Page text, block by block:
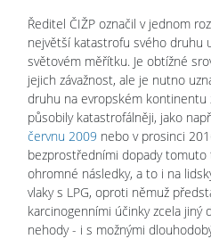
Ředitel ČIŽP označil v jednom
největší katastrofu svého druhu
světovém měřítku. Je obtížné
jejich závažnost, ale je nutno
druhu na evropském
působily katastrofálněji, jako
červnu 2009 nebo v prosinci
bezprostředními dopady
ohromné následky, a to i na
vlaky s LPG, oproti němuž
karcinogenními účinky zcela
nehody - i s možnými